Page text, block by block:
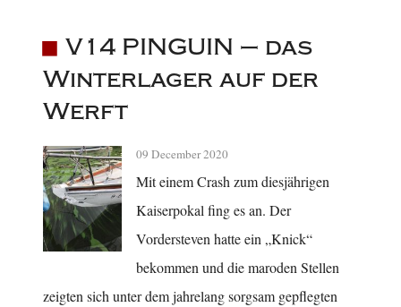
V14 PINGUIN – das
Winterlager auf der
Werft
09 December 2020
Mit einem Crash zum diesjährigen
Kaiserpokal fing es an. Der
Vordersteven hatte ein „Knick“
bekommen und die maroden Stellen
zeigten sich unter dem jahrelang sorgsam gepflegten